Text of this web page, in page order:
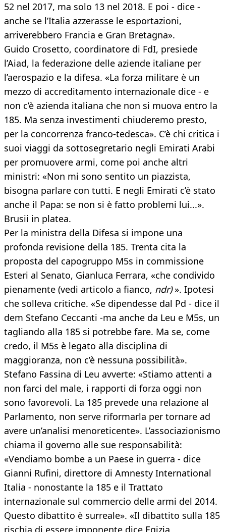
52 nel 2017, ma solo 13 nel 2018. E poi - dice -
anche se l’Italia azzerasse le esportazioni,
arriverebbero Francia e Gran Bretagna».
Guido Crosetto, coordinatore di FdI, presiede
l’Aiad, la federazione delle aziende italiane per
l’aerospazio e la difesa. «La forza militare è un
mezzo di accreditamento internazionale dice - e
non c’è azienda italiana che non si muova entro la
185. Ma senza investimenti chiuderemo presto,
per la concorrenza franco-tedesca». C’è chi critica i
suoi viaggi da sottosegretario negli Emirati Arabi
per promuovere armi, come poi anche altri
ministri: «Non mi sono sentito un piazzista,
bisogna parlare con tutti. E negli Emirati c’è stato
anche il Papa: se non si è fatto problemi lui...».
Brusii in platea.
Per la ministra della Difesa si impone una
profonda revisione della 185. Trenta cita la
proposta del capogruppo M5s in commissione
Esteri al Senato, Gianluca Ferrara, «che condivido
pienamente (vedi articolo a fianco, ndr)». Ipotesi
che solleva critiche. «Se dipendesse dal Pd - dice il
dem Stefano Ceccanti -ma anche da Leu e M5s, un
tagliando alla 185 si potrebbe fare. Ma se, come
credo, il M5s è legato alla disciplina di
maggioranza, non c’è nessuna possibilità».
Stefano Fassina di Leu avverte: «Stiamo attenti a
non farci del male, i rapporti di forza oggi non
sono favorevoli. La 185 prevede una relazione al
Parlamento, non serve riformarla per tornare ad
avere un’analisi menoreticente». L’associazionismo
chiama il governo alle sue responsabilità:
«Vendiamo bombe a un Paese in guerra - dice
Gianni Rufini, direttore di Amnesty International
Italia - nonostante la 185 e il Trattato
internazionale sul commercio delle armi del 2014.
Questo dibattito è surreale». «Il dibattito sulla 185
rischia di essere imponente dice Egizia